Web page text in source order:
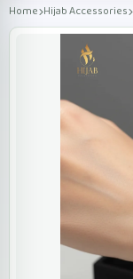
Home Hijab Accessories